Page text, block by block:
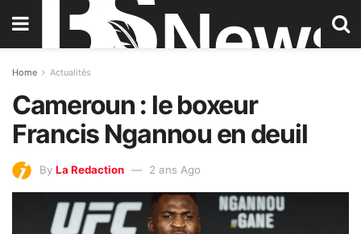
Home Actualités
Cameroun : le boxeur
Francis Ngannou en deuil
By La Redaction 2 ans Ago